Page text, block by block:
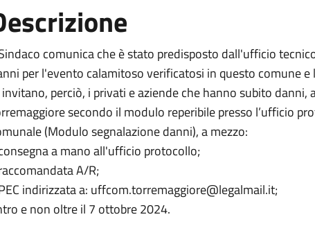
comunica che è stato predisposto dall'ufficio
per l'evento calamitoso verificatosi in questo comune
invitano, perciò, i privati e aziende che hanno subito danni,
secondo il modulo reperibile presso l’ufficio
(Modulo segnalazione danni), a mezzo:
a mano all'ufficio protocollo;
A/R;
indirizzata a: uffcom.torremaggiore@legalmail.it;
e non oltre il 7 ottobre 2024.